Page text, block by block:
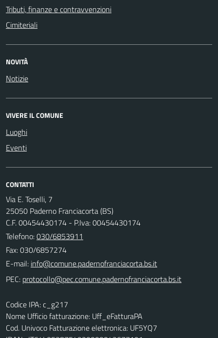
Tributi, finanze e contravvenzioni
Cimiteriali
NOVITÀ
Notizie
VIVERE IL COMUNE
Luoghi
Eventi
CONTATTI
Via E. Toselli, 7
25050 Paderno Franciacorta (BS)
C.F. 00454430174 - P.Iva: 00454430174
Telefono:030/6853911
Fax: 030/6857274
E-mail:
PEC:
Codice IPA: c_g217
Nome Ufficio fatturazione: Uff_eFatturaPA
Cod. Univoco Fatturazione elettronica: UF5YQ7